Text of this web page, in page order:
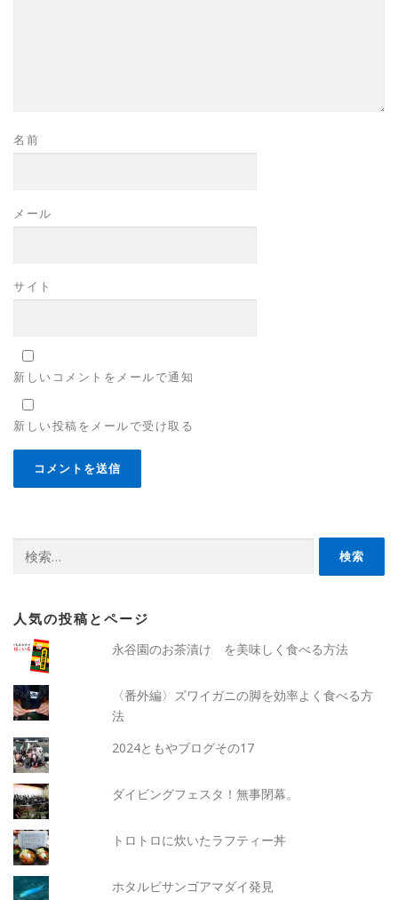
名前
メール
サイト
新しいコメントをメールで通知
新しい投稿をメールで受け取る
索:
人気の投稿とページ
永谷園のお茶漬け を美味しく食べる方法
〈番外編〉ズワイガニの脚を効率よく食べる方
法
2024ともやブログその17
ダイビングフェスタ！無事閉幕。
トロトロに炊いたラフティー丼
ホタルビサンゴアマダイ発見